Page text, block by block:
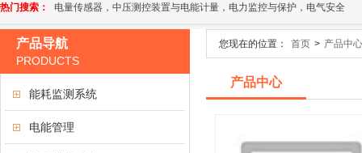
热门搜索： 电量传感器，中压测控装置与电能计量，电力监控与保护，电气安全
产品导航
PRODUCTS
能耗监测系统
电能管理
您现在的位置： 首页 > 产品中心
产品中心